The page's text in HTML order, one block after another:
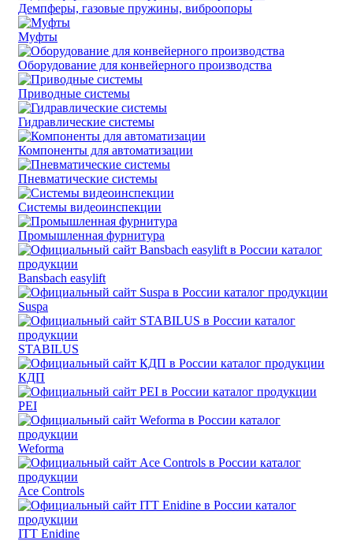
Демпферы, газовые пружины, виброопоры
Муфты
Оборудование для конвейерного производства
Приводные системы
Гидравлические системы
Компоненты для автоматизации
Пневматические системы
Системы видеоинспекции
Промышленная фурнитура
Bansbach easylift
Suspa
STABILUS
КДП
PEI
Weforma
Ace Controls
ITT Enidine